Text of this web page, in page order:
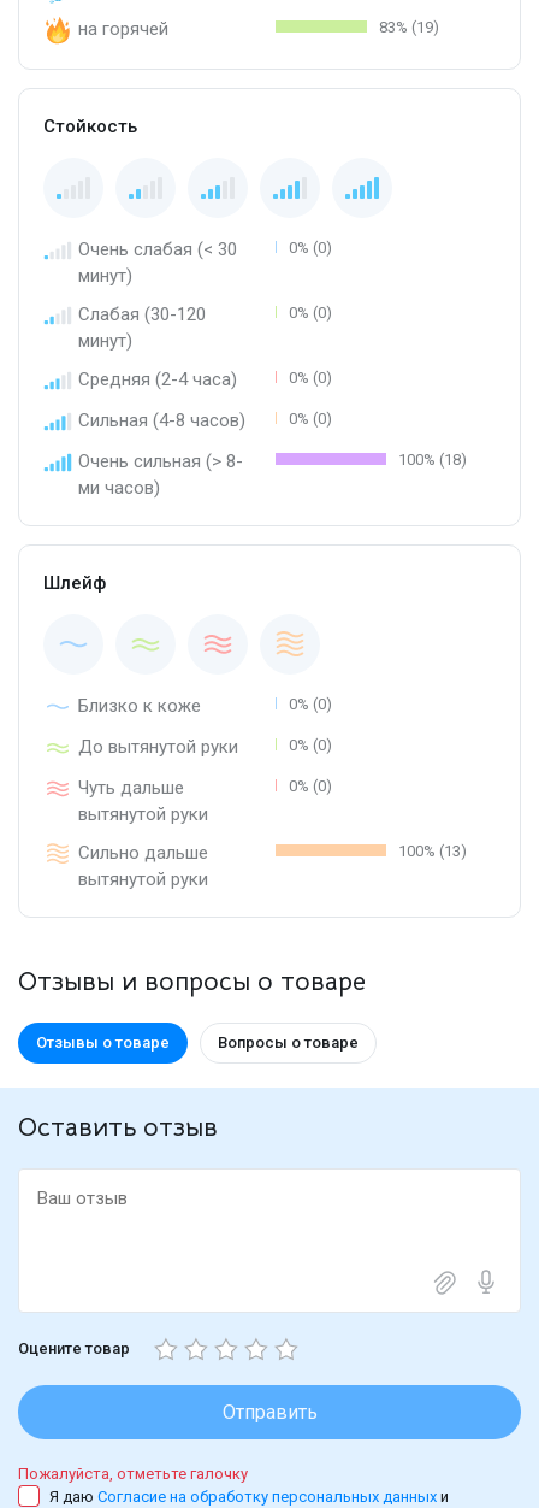
на горячей 83% (19)
Стойкость
Очень слабая (< 30
минут)
0% (0)
Слабая (30-120
минут)
0% (0)
Средняя (2-4 часа) 0% (0)
Сильная (4-8 часов) 0% (0)
Очень сильная (> 8-
ми часов)
100% (18)
Шлейф
Близко к коже 0% (0)
До вытянутой руки 0% (0)
Чуть дальше
вытянутой руки
0% (0)
Сильно дальше
вытянутой руки
100% (13)
Отзывы и вопросы о товаре
Отзывы о товаре Вопросы о товаре
Оставить отзыв
Оцените товар
Отправить
Пожалуйста, отметьте галочку
Я даю Согласие на обработку персональных данных и